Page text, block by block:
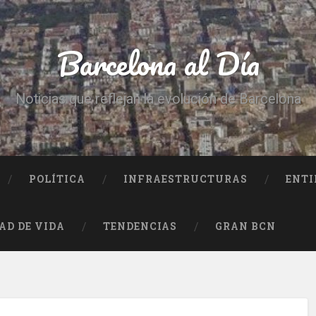
Barcelona al Día
Noticias que reflejan la evolución de Barcelona
POLÍTICA INFRAESTRUCTURAS
DE VIDA TENDENCIAS GRAN BCN